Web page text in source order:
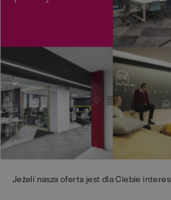
Jeżeli nasza oferta jest dla Ciebie